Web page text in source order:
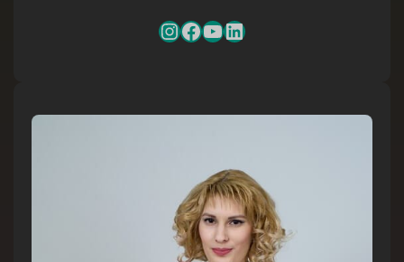
InstagramFacebook YouTube LinkedIn